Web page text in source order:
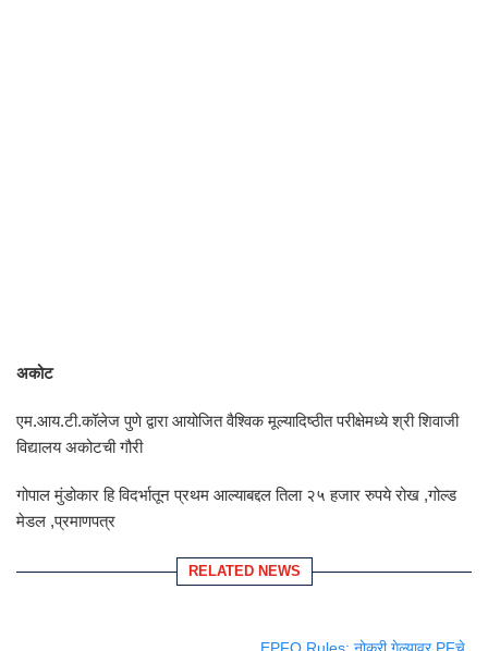
अकोट
एम.आय.टी.कॉलेज पुणे द्वारा आयोजित वैश्विक मूल्यादिष्ठीत परीक्षेमध्ये श्री शिवाजी
विद्यालय अकोटची गौरी
गोपाल मुंडोकार हि विदर्भातून प्रथम आल्याबद्दल तिला २५ हजार रुपये रोख ,गोल्ड
मेडल ,प्रमाणपत्र
RELATED NEWS
EPFO Rules: नोकरी गेल्यावर PFचे